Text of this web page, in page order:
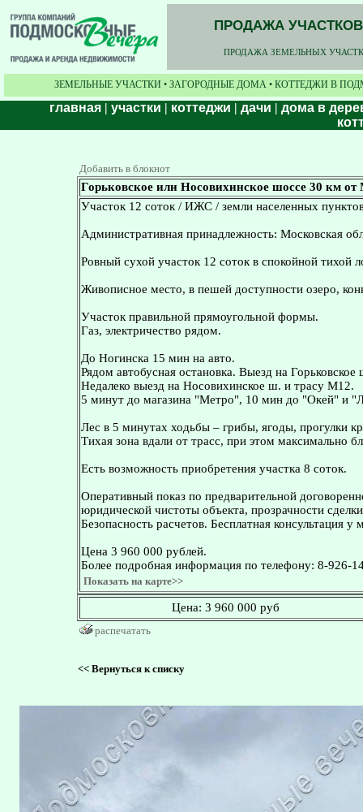
ПРОДАЖА
ПРОДАЖА ЗЕМЕЛЬНЫХ
ЗЕМЕЛЬНЫЕ УЧАСТКИ • ЗАГОРОДНЫЕ ДОМА • КОТТЕДЖИ В
главная | участки | коттеджи | дачи | дома в
Добавить в блокнот
Горьковское или Носовихинское шоссе 30 км
Участок 12 соток / ИЖС / земли населенных
Административная принадлежность: Московская
Ровный сухой участок 12 соток в спокойной тихой
Живописное место, в пешей доступности озеро,
Участок правильной прямоугольной формы.
Газ, электричество рядом.
До Ногинска 15 мин на авто.
Рядом автобусная остановка. Выезд на Горьковское
Недалеко выезд на Носовихинское ш. и трасу М12.
5 минут до магазина "Метро", 10 мин до "Окей" и
Лес в 5 минутах ходьбы – грибы, ягоды, прогулки
Тихая зона вдали от трасс, при этом максимально
Есть возможность приобретения участка 8 соток.
Оперативный показ по предварительной
юридической чистоты объекта, прозрачности
Безопасность расчетов. Бесплатная консультация
Цена 3 960 000 рублей.
Более подробная информация по телефону: 8-926-
Показать на карте>>
Цена: 3 960 000 руб
распечатать
<<Вернуться к списку